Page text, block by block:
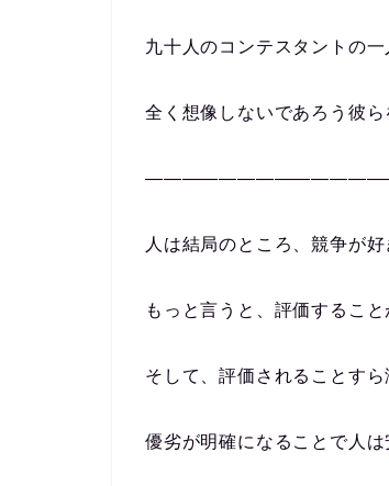
九十人のコンテスタントの
全く想像しないであろう彼ら
人は結局のところ、競争が好
もっと言うと、評価すること
そして、評価されることすら
優劣が明確になることで人は